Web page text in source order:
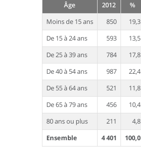
Âge 2012 %
Moins de 15 ans
850 19,3
De 15 à 24 ans
593 13,5
De 25 à 39 ans
784 17,8
De 40 à 54 ans
987 22,4
De 55 à 64 ans
521 11,8
De 65 à 79 ans
456 10,4
80 ans ou plus
211 4,8
Ensemble
4 401 100,0